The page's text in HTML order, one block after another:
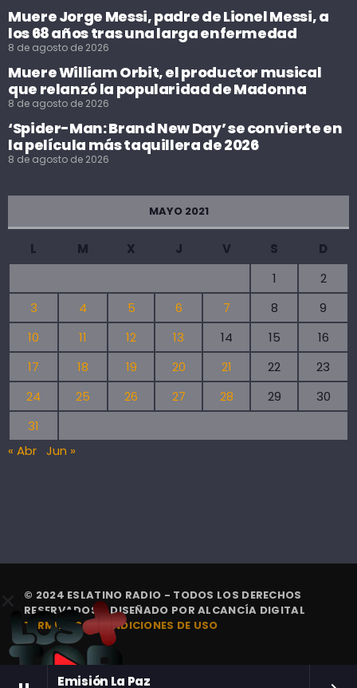
Emisión La Paz
Muere Jorge Messi, padre de Lionel Messi, a
los 68 años tras una larga enfermedad
8 de agosto de 2026
Muere William Orbit, el productor musical
que relanzó la popularidad de Madonna
8 de agosto de 2026
‘Spider-Man: Brand New Day’ se convierte en
la película más taquillera de 2026
8 de agosto de 2026
MAYO 2021
L M X J V S
D
1
2
3
4 5 6 7 8
9
10
11 12 13 14 15
16
17
18 19 20 21 22
23
24
25 26 27 28 29
30
31
« Abr Jun »
© 2024 ESLATINO RADIO - TODOS LOS DERECHOS
RESERVADOS. | DISEÑADO PORALCANCÍA DIGITAL
TÉRMINOS Y CONDICIONES DE USO